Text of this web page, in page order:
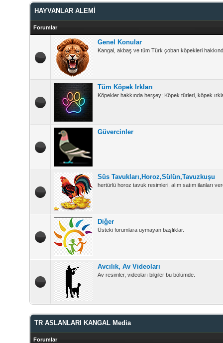
HAYVANLAR ALEMİ
Forumlar
Genel Konular
Kangal, akbaş ve tüm Türk çoban köpekleri
Tüm Köpek Irkları
Köpekler hakkında herşey; Köpek türleri, köpek
Güvercinler
Süs Tavukları,Horoz,Sülün,Tavuzkuşu
hertürlü horoz tavuk resimleri, alım satım ilanları
Diğer
Üsteki forumlara uymayan başlıklar.
Avcılık, Av Videoları
Av resimler, videoları bilgiler bu bölümde.
TR ASLANLARI KANGAL Media
Forumlar